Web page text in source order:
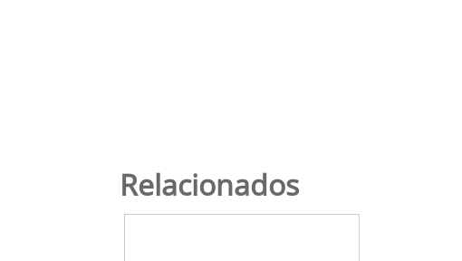
Relacionados